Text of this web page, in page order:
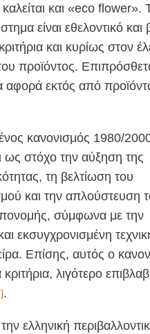
και «eco flower».
είναι εθελοντικό και
και κυρίως στον
προϊόντος.
εκτός από
κανονισμός 1980/
ως στόχο την αύξηση της
τη βελτίωση του
και την απλούστευση
σύμφωνα με την
εκσυγχρονισμένη
Επίσης, αυτός ο
κριτήρια, λιγότερο
.
ελληνική